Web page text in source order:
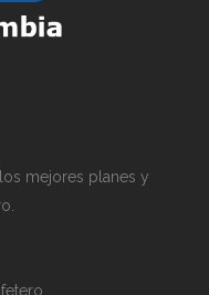
mejores planes y